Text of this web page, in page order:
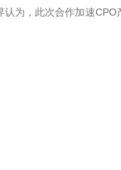
为，此次合作加速